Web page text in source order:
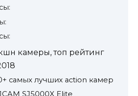
камеры, топ рейтинг
самых лучших action камер